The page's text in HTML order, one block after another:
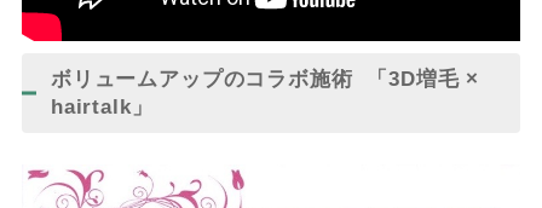
ボリュームアップのコラボ施術 「3D増毛 ×
hairtalk」